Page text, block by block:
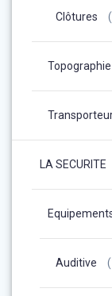
Clôtures
Topographie
LA SECURITE
Auditive